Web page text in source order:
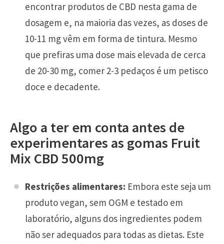
encontrar produtos de CBD nesta gama de
dosagem e, na maioria das vezes, as doses de
10-11 mg vêm em forma de tintura. Mesmo
que prefiras uma dose mais elevada de cerca
de 20-30 mg, comer 2-3 pedaços é um petisco
doce e decadente.
Algo a ter em conta antes de
experimentares as gomas Fruit
Mix CBD 500mg
Restrições alimentares: Embora este seja um
produto vegan, sem OGM e testado em
laboratório, alguns dos ingredientes podem
não ser adequados para todas as dietas. Este